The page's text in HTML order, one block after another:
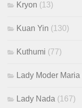
Kryon (13)
Kuan Yin (130)
Kuthumi (77)
Lady Moder Maria
Lady Nada (167)